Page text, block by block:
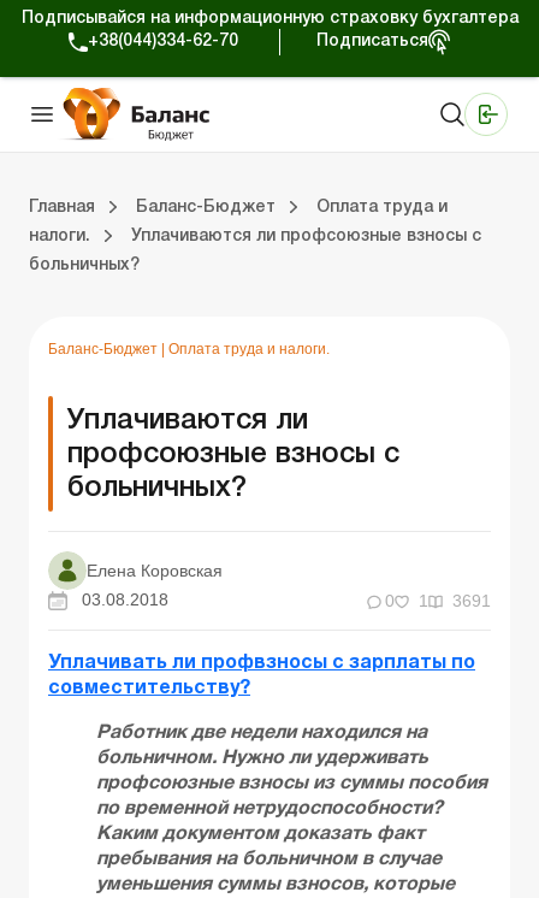
Подписывайся на информационную страховку бухгалтера
+38(044)334-62-70
Подписаться
Главная Баланс-Бюджет
Оплата труда и
налоги.
Уплачиваются ли профсоюзные взносы с
больничных?
Баланс-Бюджет Оплата труда и налоги.
Уплачиваются ли
профсоюзные взносы с
больничных?
Елена Коровская
03.08.2018
0 1 3691
Уплачивать ли профвзносы с зарплаты по
совместительству?
Работник две недели находился на
больничном. Нужно ли удерживать
профсоюзные взносы из суммы пособия
по временной нетрудоспособности?
Каким документом доказать факт
пребывания на больничном в случае
уменьшения суммы взносов, которые